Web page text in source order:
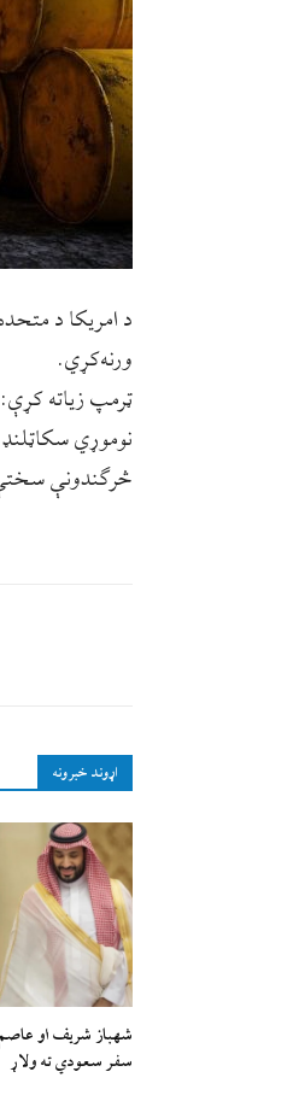
د امریکا د
ورنه‌کړي.
ټرمپ زیاته
نوموړي
څرګندونې
اړوند خبرونه
شهباز شریف او
سفر سعودي ته ولاړ